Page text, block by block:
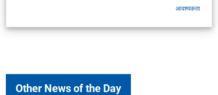
आवश्यकता
Other News of the Day